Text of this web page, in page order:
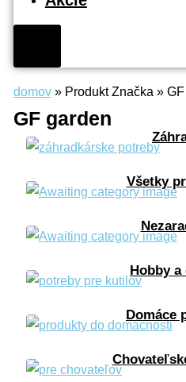
Menu
domov» Produkt Značka »
GF garden
Všetky
Hobby
Domáce